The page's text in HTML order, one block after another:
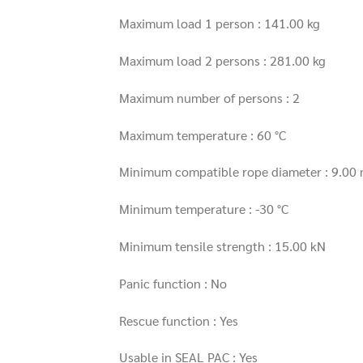
Maximum load 1 person : 141.00 kg
Maximum load 2 persons : 281.00 kg
Maximum number of persons : 2
Maximum temperature : 60 °C
Minimum compatible rope diameter : 9.00
Minimum temperature : -30 °C
Minimum tensile strength : 15.00 kN
Panic function : No
Rescue function : Yes
Usable in SEAL PAC : Yes